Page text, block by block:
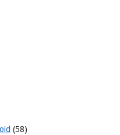
(58)